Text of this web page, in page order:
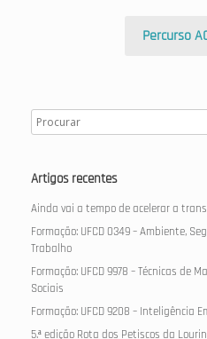
Percurso
Artigos recentes
Ainda vai a tempo de acelerar a
Formação: UFCD 0349 – Ambiente,
Trabalho
Formação: UFCD 9978 – Técnicas de
Sociais
Formação: UFCD 9208 – Inteligência
5.ª edição Rota dos Petiscos da